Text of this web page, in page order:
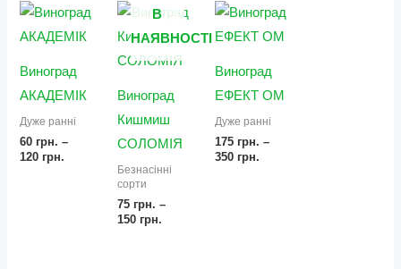
Виноград
АКАДЕМІК
Дуже ранні
60 грн. –
120 грн.
Діапазон
цін:
від
до
В
НАЯВНОСТІ
Виноград
Кишмиш
СОЛОМІЯ
Безнасінні
сорти
75 грн. –
150 грн.
Діапазон
цін:
від
75 грн.
до
Виноград
ЕФЕКТ ОМ
Дуже ранні
175 грн. –
350 грн.
Діапазон
цін:
від
до